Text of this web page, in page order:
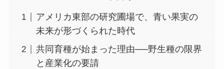
アメリカ東部の研究圃場で、青い果実の
未来が形づくられた時代
共同育種が始まった理由──野生種の限界
と産業化の要請